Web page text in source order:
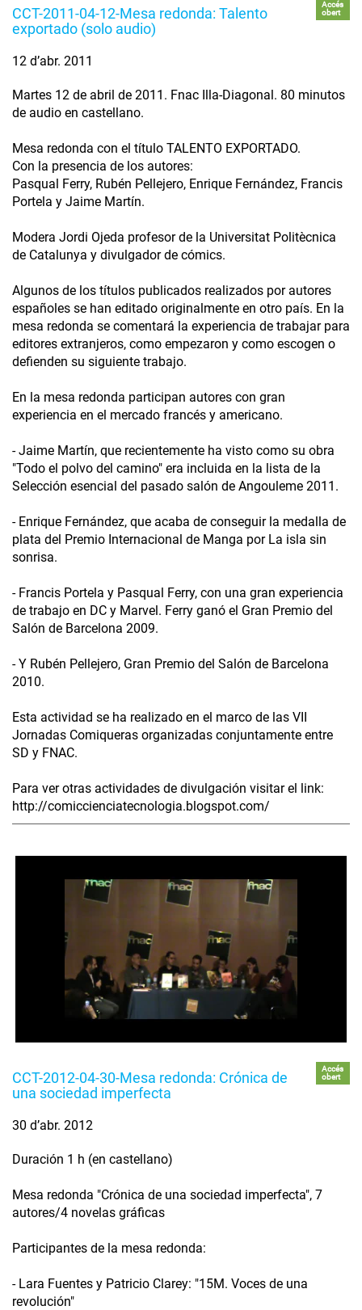
CCT-2011-04-12-Mesa redonda: Talento
exportado (solo audio)
Accés
obert
12 d’abr. 2011
Martes 12 de abril de 2011. Fnac Illa-Diagonal. 80 minutos
de audio en castellano.
Mesa redonda con el título TALENTO EXPORTADO.
Con la presencia de los autores:
Pasqual Ferry, Rubén Pellejero, Enrique Fernández, Francis
Portela y Jaime Martín.
Modera Jordi Ojeda profesor de la Universitat Politècnica
de Catalunya y divulgador de cómics.
Algunos de los títulos publicados realizados por autores
españoles se han editado originalmente en otro país. En la
mesa redonda se comentará la experiencia de trabajar para
editores extranjeros, como empezaron y como escogen o
defienden su siguiente trabajo.
En la mesa redonda participan autores con gran
experiencia en el mercado francés y americano.
- Jaime Martín, que recientemente ha visto como su obra
"Todo el polvo del camino" era incluida en la lista de la
Selección esencial del pasado salón de Angouleme 2011.
- Enrique Fernández, que acaba de conseguir la medalla de
plata del Premio Internacional de Manga por La isla sin
sonrisa.
- Francis Portela y Pasqual Ferry, con una gran experiencia
de trabajo en DC y Marvel. Ferry ganó el Gran Premio del
Salón de Barcelona 2009.
- Y Rubén Pellejero, Gran Premio del Salón de Barcelona
2010.
Esta actividad se ha realizado en el marco de las VII
Jornadas Comiqueras organizadas conjuntamente entre
SD y FNAC.
Para ver otras actividades de divulgación visitar el link:
http://comiccienciatecnologia.blogspot.com/
CCT-2012-04-30-Mesa redonda: Crónica de
una sociedad imperfecta
Accés
obert
30 d’abr. 2012
Duración 1 h (en castellano)
Mesa redonda "Crónica de una sociedad imperfecta", 7
autores/4 novelas gráficas
Participantes de la mesa redonda:
- Lara Fuentes y Patricio Clarey: "15M. Voces de una
revolución"